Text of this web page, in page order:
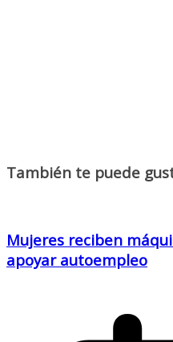
También te puede
Mujeres reciben
apoyar autoempleo